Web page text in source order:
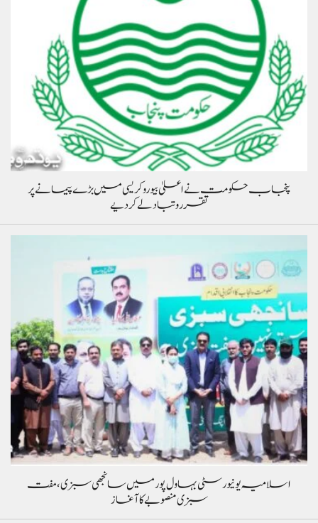
پنجاب حکومت نے اعلیٰ بیوروکریسی میں بڑے پیمانے پر
تقرر و تبادلے کر دیے
اسلامیہ یونیورسٹی بہاول پور میں سانجھی سبزی، مفت
سبزی منصوبے کا آغاز